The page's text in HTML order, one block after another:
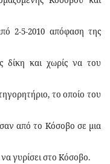
2-5-2010 απόφαση της
δίκη και χωρίς να του
το οποίο του
από το Κόσοβο σε μια
γυρίσει στο Κόσοβο.